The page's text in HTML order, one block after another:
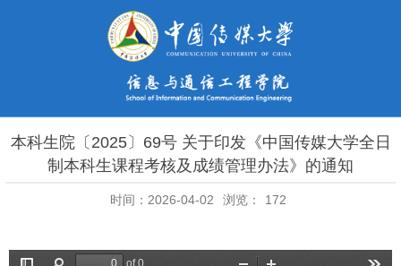
本科生院〔2025〕69号 关于印发《中国传媒大学全日
制本科生课程考核及成绩管理办法》的通知
时间：2026-04-02 浏览： 172